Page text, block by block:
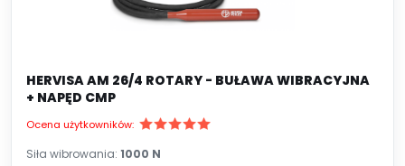
HERVISA AM 26/4 ROTARY - BUŁAWA WIBRACYJNA
+ NAPĘD CMP
Ocena użytkowników:
Siła wibrowania: 1000 N